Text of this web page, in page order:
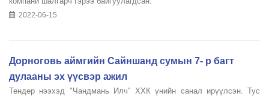
2022-06-15
Дорноговь аймгийн Сайншанд сумын 7- р багт
дулааны эх үүсвэр ажил
Тендер нээхэд "Чандмань Илч" ХХК үнийн санал ирүүлсэн. Тус